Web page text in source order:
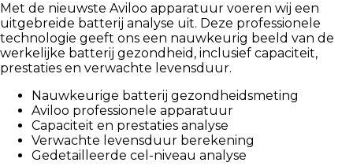
Met de nieuwste Aviloo apparatuur voeren wij een
uitgebreide batterij analyse uit. Deze professionele
technologie geeft ons een nauwkeurig beeld van de
werkelijke batterij gezondheid, inclusief capaciteit,
prestaties en verwachte levensduur.
Nauwkeurige batterij gezondheidsmeting
Aviloo professionele apparatuur
Capaciteit en prestaties analyse
Verwachte levensduur berekening
Gedetailleerde cel-niveau analyse